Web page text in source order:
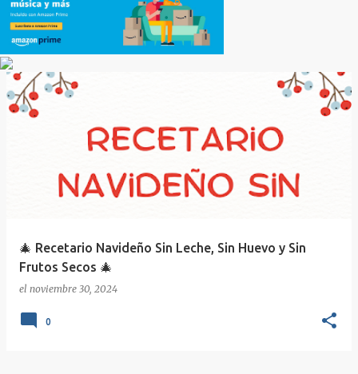
🎄 Recetario Navideño Sin Leche, Sin Huevo y Sin
Frutos Secos 🎄
el noviembre 30, 2024
0